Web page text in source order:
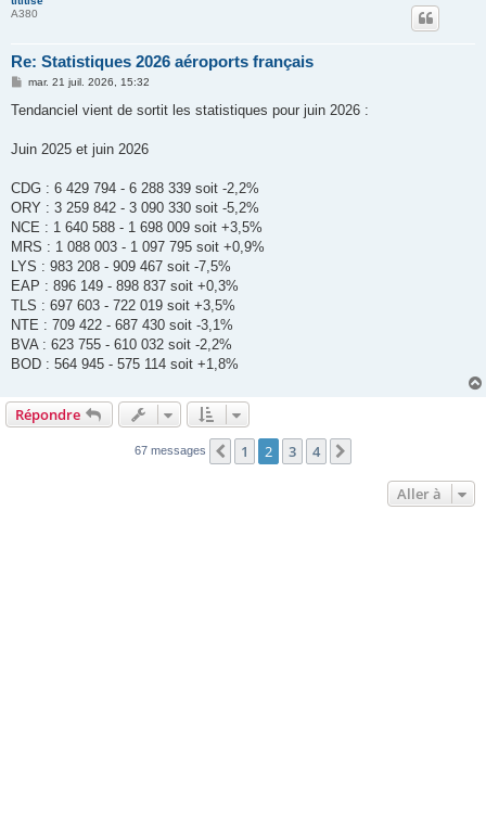
A380
Re: Statistiques 2026 aéroports français
M
s
g
mar. 21 juil. 2026, 15:32
Tendanciel vient de sortit les statistiques pour juin 2026 :
Juin 2025 et juin 2026
CDG : 6 429 794 - 6 288 339 soit -2,2%
ORY : 3 259 842 - 3 090 330 soit -5,2%
NCE : 1 640 588 - 1 698 009 soit +3,5%
MRS : 1 088 003 - 1 097 795 soit +0,9%
LYS : 983 208 - 909 467 soit -7,5%
EAP : 896 149 - 898 837 soit +0,3%
TLS : 697 603 - 722 019 soit +3,5%
NTE : 709 422 - 687 430 soit -3,1%
BVA : 623 755 - 610 032 soit -2,2%
BOD : 564 945 - 575 114 soit +1,8%
Répondre
67 messages Précédente
1 2 3 4
Aller à